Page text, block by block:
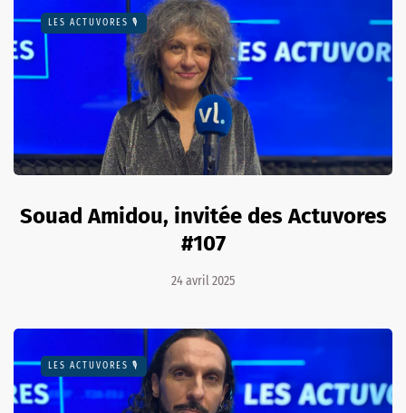
LES ACTUVORES 🎙
Souad Amidou, invitée des Actuvores
#107
24 avril 2025
LES ACTUVORES 🎙